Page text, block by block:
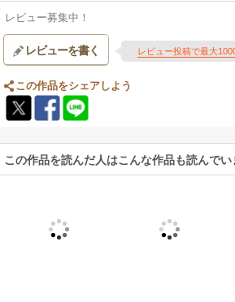
レビュー募集中！
レビューを書く レビュー投稿で最大
この作品をシェアしよう
この作品を読んだ人はこんな作品も読んでい